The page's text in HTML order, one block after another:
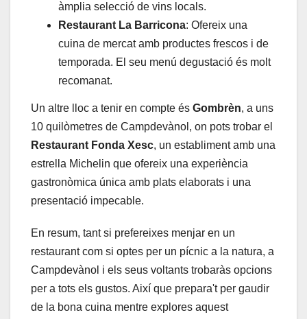
àmplia selecció de vins locals.
Restaurant La Barricona: Ofereix una
cuina de mercat amb productes frescos i de
temporada. El seu menú degustació és molt
recomanat.
Un altre lloc a tenir en compte és Gombrèn, a uns
10 quilòmetres de Campdevànol, on pots trobar el
Restaurant Fonda Xesc, un establiment amb una
estrella Michelin que ofereix una experiència
gastronòmica única amb plats elaborats i una
presentació impecable.
En resum, tant si prefereixes menjar en un
restaurant com si optes per un pícnic a la natura, a
Campdevànol i els seus voltants trobaràs opcions
per a tots els gustos. Així que prepara't per gaudir
de la bona cuina mentre explores aquest